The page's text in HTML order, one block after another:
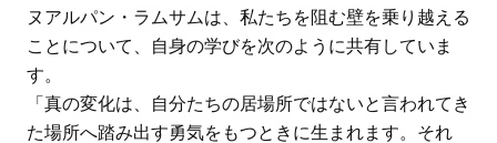
ヌアルパン・ラムサムは、私たちを阻む壁を乗り越える
ことについて、自身の学びを次のように共有していま
す。
「真の変化は、自分たちの居場所ではないと言われてき
た場所へ踏み出す勇気をもつときに生まれます。それ